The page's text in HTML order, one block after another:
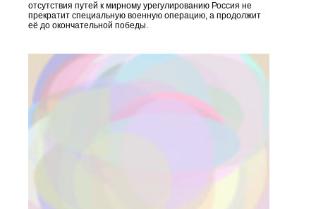
отсутствия путей к мирному урегулированию Россия не
прекратит специальную военную операцию, а продолжит
её до окончательной победы.